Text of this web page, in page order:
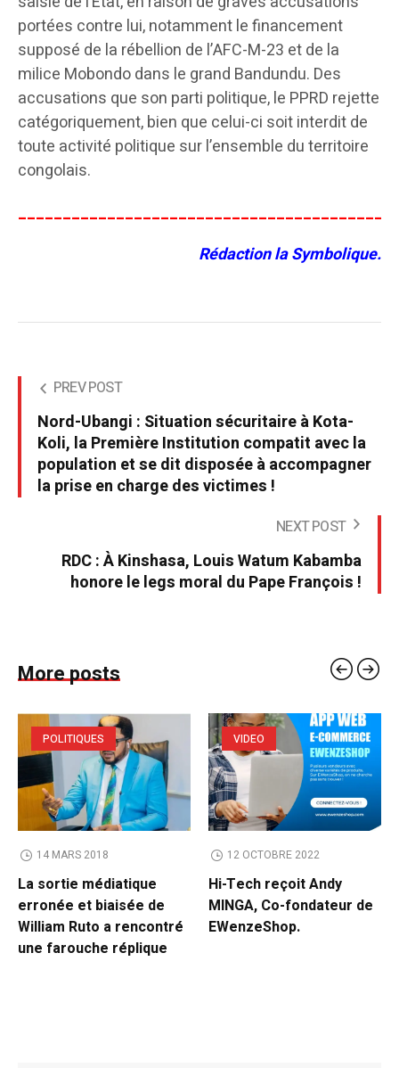
portées contre lui, notamment le financement
supposé de la rébellion de l’AFC-M-23 et de la
milice Mobondo dans le grand Bandundu. Des
accusations que son parti politique, le PPRD rejette
catégoriquement, bien que celui-ci soit interdit de
toute activité politique sur l’ensemble du territoire
congolais.
Rédaction la Symbolique.
PREV POST
Nord-Ubangi : Situation sécuritaire à Kota-
Koli, la Première Institution compatit avec la
population et se dit disposée à accompagner
la prise en charge des victimes !
NEXT POST
RDC : À Kinshasa, Louis Watum Kabamba
honore le legs moral du Pape François !
More posts
POLITIQUES
14 MARS 2018
La sortie médiatique
erronée et biaisée de
William Ruto a rencontré
une farouche réplique
VIDEO
12 OCTOBRE 2022
Hi-Tech reçoit Andy
MINGA, Co-fondateur de
EWenzeShop.